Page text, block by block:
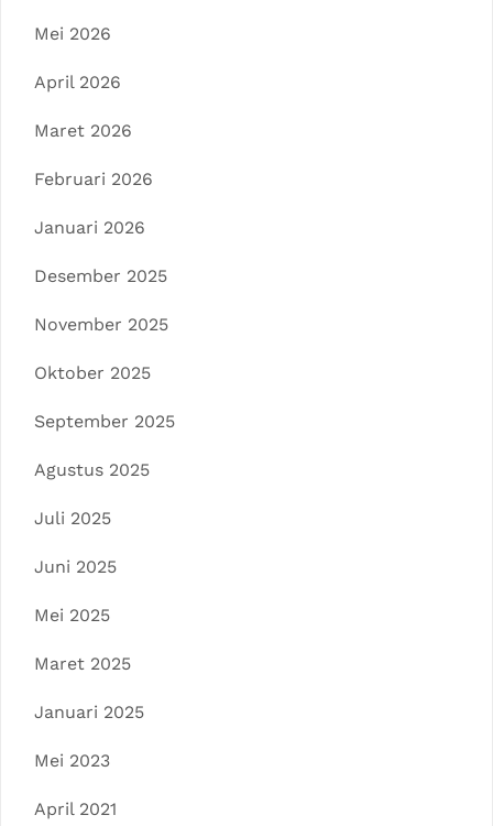
Mei 2026
April 2026
Maret 2026
Februari 2026
Januari 2026
Desember 2025
November 2025
Oktober 2025
September 2025
Agustus 2025
Juli 2025
Juni 2025
Mei 2025
Maret 2025
Januari 2025
Mei 2023
April 2021